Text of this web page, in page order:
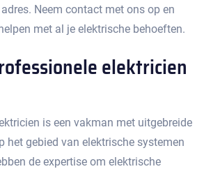
Neem contact met ons op en
met al je elektrische behoeften.
elektricien
is een vakman met uitgebreide
het gebied van elektrische systemen
de expertise om elektrische